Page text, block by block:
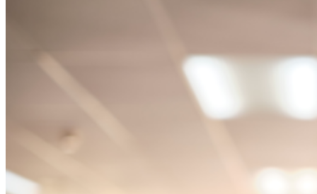
Membresías
Restaurante
Organiza tu evento
Últimas noticias